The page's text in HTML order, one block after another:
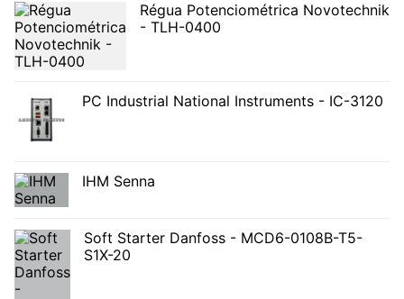
Régua Potenciométrica Novotechnik
- TLH-0400
PC Industrial National Instruments - IC-3120
IHM Senna
Soft Starter Danfoss - MCD6-0108B-T5-
S1X-20